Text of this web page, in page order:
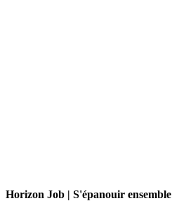
Horizon Job | S'épanouir ensemble